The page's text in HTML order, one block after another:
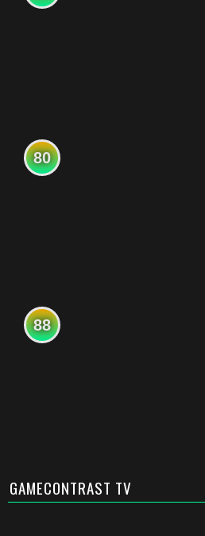
80
88
GAMECONTRAST TV